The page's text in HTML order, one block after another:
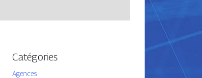
Catégories
Agences